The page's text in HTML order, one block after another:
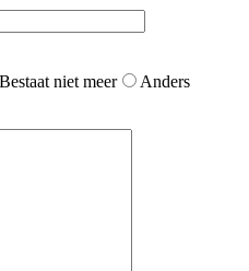
Bestaat niet meer
Anders